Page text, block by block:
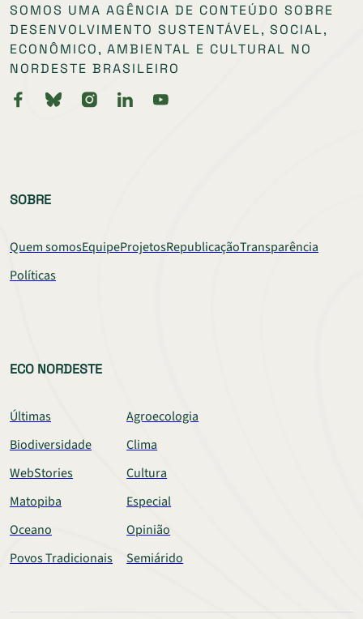
SOMOS UMA AGÊNCIA DE CONTEÚDO SOBRE
DESENVOLVIMENTO SUSTENTÁVEL, SOCIAL,
ECONÔMICO, AMBIENTAL E CULTURAL NO
NORDESTE BRASILEIRO
SOBRE
Quem somosEquipeProjetosRepublicaçãoTransparência
Políticas
ECO NORDESTE
Últimas
Agroecologia
Biodiversidade
Clima
WebStories
Cultura
Matopiba
Especial
Oceano
Opinião
Povos Tradicionais
Semiárido